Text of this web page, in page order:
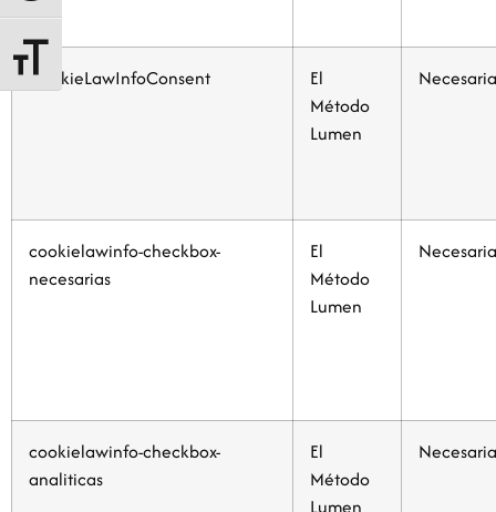
Alternar tamaño de letra
CookieLawInfoConsent
El
Método
Lumen
cookielawinfo-checkbox-
necesarias
El
Método
Lumen
cookielawinfo-checkbox-
analiticas
El
Método
Lumen